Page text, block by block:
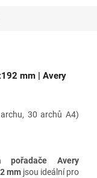
mm | Avery
30 archů A4)
pořadače Avery
mm jsou ideální pro